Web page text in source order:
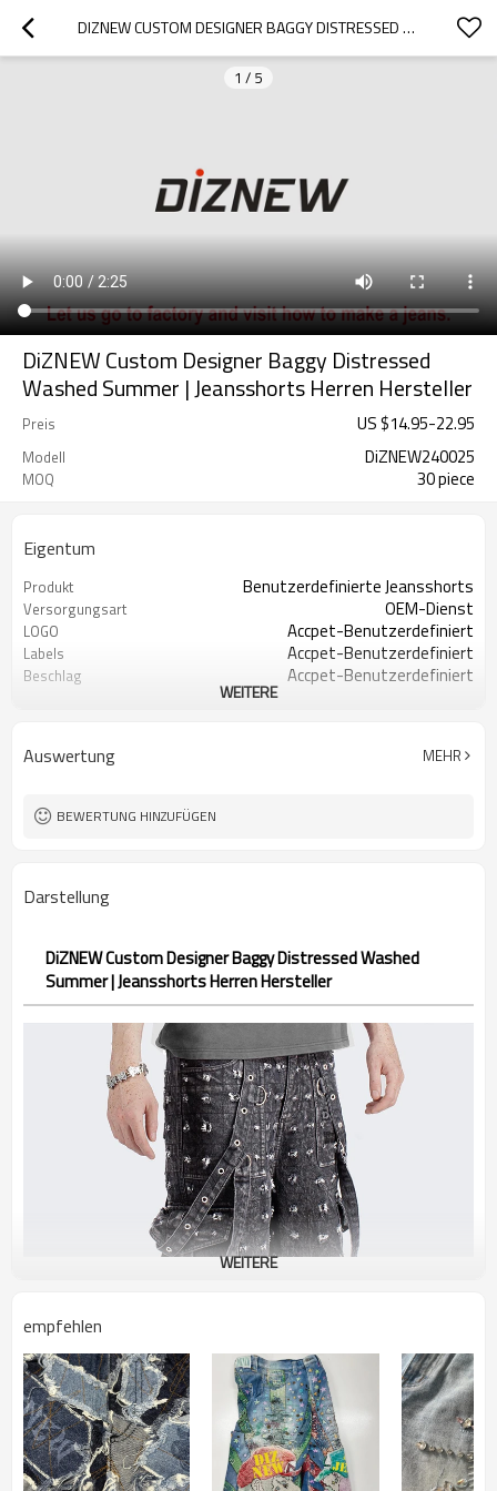
DIZNEW CUSTOM DESIGNER BAGGY DISTRESSED WASHED SUMMER | JEANSSHORTS HERREN HERSTELLER
1 / 5
DiZNEW Custom Designer Baggy Distressed
Washed Summer | Jeansshorts Herren Hersteller
Preis US $14.95-22.95
Modell DiZNEW240025
MOQ 30 piece
Eigentum
Produkt Benutzerdefinierte Jeansshorts
Versorgungsart OEM-Dienst
LOGO Accpet-Benutzerdefiniert
Labels Accpet-Benutzerdefiniert
Beschlag Accpet-Benutzerdefiniert
100 % Baumwolle oder individuell
WEITERE
Auswertung MEHR
BEWERTUNG HINZUFÜGEN
Darstellung
DiZNEW Custom Designer Baggy Distressed Washed
Summer | Jeansshorts Herren Hersteller
WEITERE
empfehlen